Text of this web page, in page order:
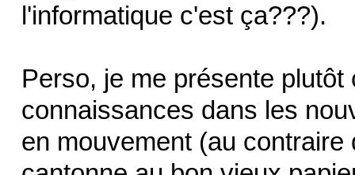
l'informatique c'est ça???).
Perso, je me présente
connaissances dans les
en mouvement (au